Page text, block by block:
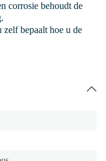
corrosie behoudt de
zelf bepaalt hoe u de